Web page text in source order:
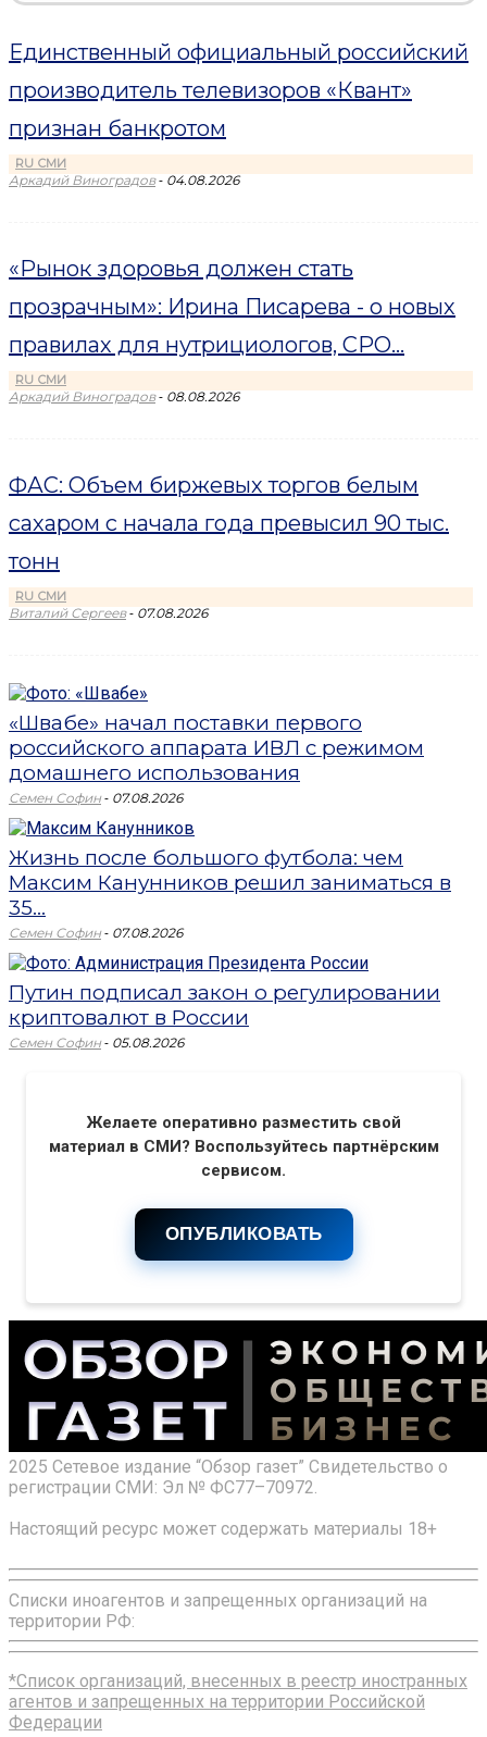
Единственный официальный российский
производитель телевизоров «Квант»
признан банкротом
RU СМИ
Аркадий Виноградов - 04.08.2026
«Рынок здоровья должен стать
прозрачным»: Ирина Писарева - о новых
правилах для нутрициологов, СРО...
RU СМИ
Аркадий Виноградов - 08.08.2026
ФАС: Объем биржевых торгов белым
сахаром с начала года превысил 90 тыс.
тонн
RU СМИ
Виталий Сергеев - 07.08.2026
«Швабе» начал поставки первого
российского аппарата ИВЛ с режимом
домашнего использования
Семен Софин - 07.08.2026
Жизнь после большого футбола: чем
Максим Канунников решил заниматься в
35...
Семен Софин - 07.08.2026
Путин подписал закон о регулировании
криптовалют в России
Семен Софин - 05.08.2026
Желаете оперативно разместить свой
материал в СМИ? Воспользуйтесь партнёрским
сервисом.
ОПУБЛИКОВАТЬ
2025 Сетевое издание “Обзор газет” Свидетельство о
регистрации СМИ: Эл № ФС77–70972.
Настоящий ресурс может содержать материалы 18+
Списки иноагентов и запрещенных организаций на
территории РФ:
*Список организаций, внесенных в реестр иностранных
агентов и запрещенных на территории Российской
Федерации